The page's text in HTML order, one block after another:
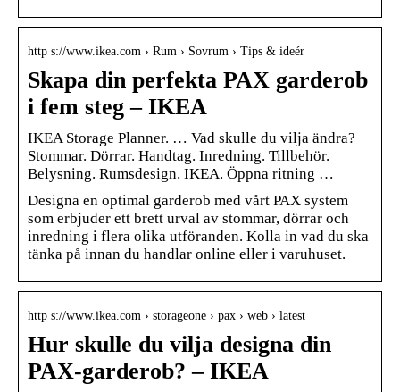
http s://www.ikea.com › Rum › Sovrum › Tips & ideér
Skapa din perfekta PAX garderob
i fem steg – IKEA
IKEA Storage Planner. … Vad skulle du vilja ändra?
Stommar. Dörrar. Handtag. Inredning. Tillbehör.
Belysning. Rumsdesign. IKEA. Öppna ritning …
Designa en optimal garderob med vårt PAX system
som erbjuder ett brett urval av stommar, dörrar och
inredning i flera olika utföranden. Kolla in vad du ska
tänka på innan du handlar online eller i varuhuset.
http s://www.ikea.com › storageone › pax › web › latest
Hur skulle du vilja designa din
PAX-garderob? – IKEA